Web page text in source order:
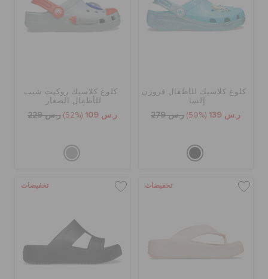
كلوغ كلاسيك للأطفال فروزن
إلسا
ر.س 139 (50%) ر.س 279
كلوغ كلاسيك روكيت شيب
للأطفال الصغار
ر.س 109 (52%) ر.س 229
تخفيضات تخفيضات